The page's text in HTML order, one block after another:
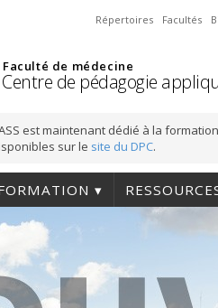
Répertoires Facultés
Faculté de médecine
Centre de pédagogie
est maintenant dédié à la
sur le site du DPC.